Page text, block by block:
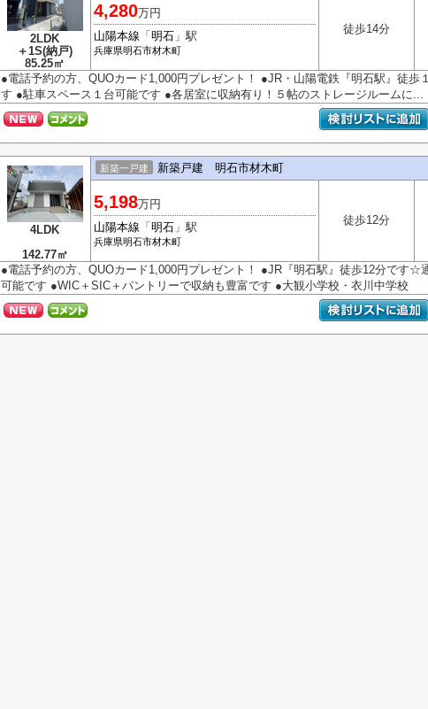
2LDK
＋1S(納戸)
85.25㎡
4,280万円
山陽本線 「 明石 」駅
兵庫県明石市材木町
徒歩14分
●電話予約の方、QUOカード1,000円プレゼント！ ●JR・山陽電鉄『明石駅』徒歩
す ●駐車スペース１台可能です ●各居室に収納有り！５帖のストレージルームに...
4LDK
142.77㎡
新築一戸建 新築戸建 明石市材木町
5,198万円
山陽本線 「 明石 」駅
兵庫県明石市材木町
徒歩12分
●電話予約の方、QUOカード1,000円プレゼント！ ●JR『明石駅』徒歩12分です☆
可能です ●WIC＋SIC＋パントリーで収納も豊富です ●大観小学校・衣川中学校